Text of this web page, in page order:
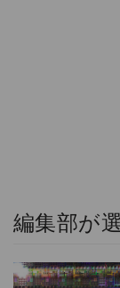
編集部が